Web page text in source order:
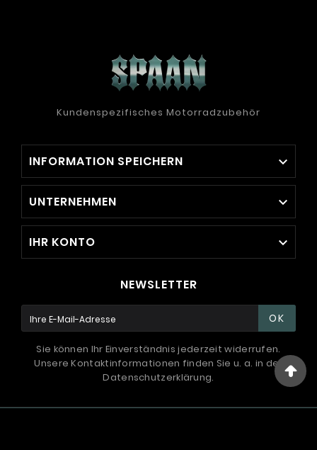
Kundenspezifisches Motorradzubehör
INFORMATION SPEICHERN 
UNTERNEHMEN 
IHR KONTO 
NEWSLETTER
OK
Sie können Ihr Einverständnis jederzeit widerrufen.
Unsere Kontaktinformationen finden Sie u. a. in der
Datenschutzerklärung.